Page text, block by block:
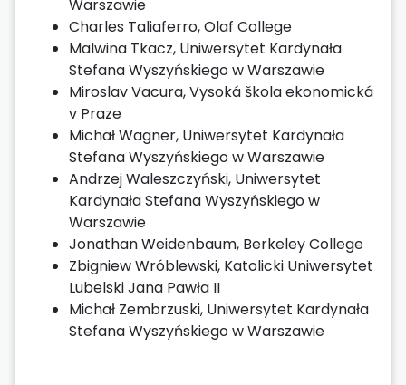
Warszawie
Charles Taliaferro, Olaf College
Malwina Tkacz, Uniwersytet Kardynała
Stefana Wyszyńskiego w Warszawie
Miroslav Vacura, Vysoká škola ekonomická
v Praze
Michał Wagner, Uniwersytet Kardynała
Stefana Wyszyńskiego w Warszawie
Andrzej Waleszczyński, Uniwersytet
Kardynała Stefana Wyszyńskiego w
Warszawie
Jonathan Weidenbaum, Berkeley College
Zbigniew Wróblewski, Katolicki Uniwersytet
Lubelski Jana Pawła II
Michał Zembrzuski, Uniwersytet Kardynała
Stefana Wyszyńskiego w Warszawie